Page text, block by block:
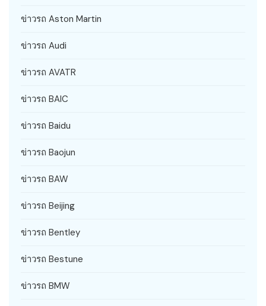
ข่าวรถ Aston Martin
ข่าวรถ Audi
ข่าวรถ AVATR
ข่าวรถ BAIC
ข่าวรถ Baidu
ข่าวรถ Baojun
ข่าวรถ BAW
ข่าวรถ Beijing
ข่าวรถ Bentley
ข่าวรถ Bestune
ข่าวรถ BMW